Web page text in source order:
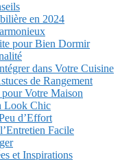
en 2024
pour Bien Dormir
dans Votre Cuisine
de Rangement
Votre Maison
Look Chic
d’Effort
Facile
et Inspirations